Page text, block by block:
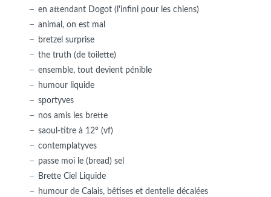
en attendant Dogot (l'infini pour les chiens)
animal, on est mal
bretzel surprise
the truth (de toilette)
ensemble, tout devient pénible
humour liquide
sportyves
nos amis les brette
saoul-titre à 12° (vf)
contemplatyves
passe moi le (bread) sel
Brette Ciel Liquide
humour de Calais, bêtises et dentelle décalées